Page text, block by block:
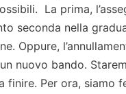
La prima,
seconda nella
Oppure,
nuovo bando.
finire. Per ora, siamo